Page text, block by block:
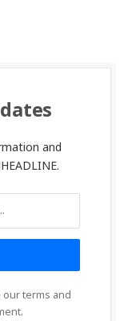
and
our terms and